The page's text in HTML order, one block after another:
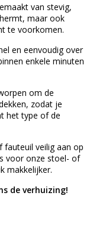
van stevig,
maar ook
te voorkomen.
en eenvoudig over
enkele minuten
om de
zodat je
het type of de
veilig aan op
voor onze stoel- of
makkelijker.
de verhuizing!